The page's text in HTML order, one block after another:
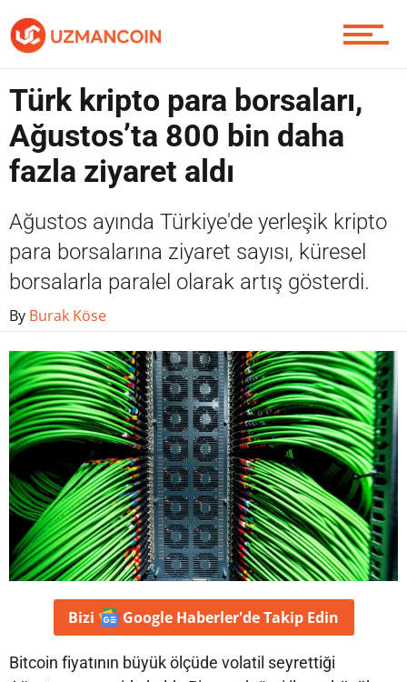
Piyasa
Soru Sor
Türk kripto para borsaları,
Ağustos’ta 800 bin daha
fazla ziyaret aldı
Ağustos ayında Türkiye'de yerleşik kripto
para borsalarına ziyaret sayısı, küresel
borsalarla paralel olarak artış gösterdi.
By Burak Köse
Bizi Google Haberler'deTakip Edin
Bitcoin fiyatının büyük ölçüde volatil seyrettiği